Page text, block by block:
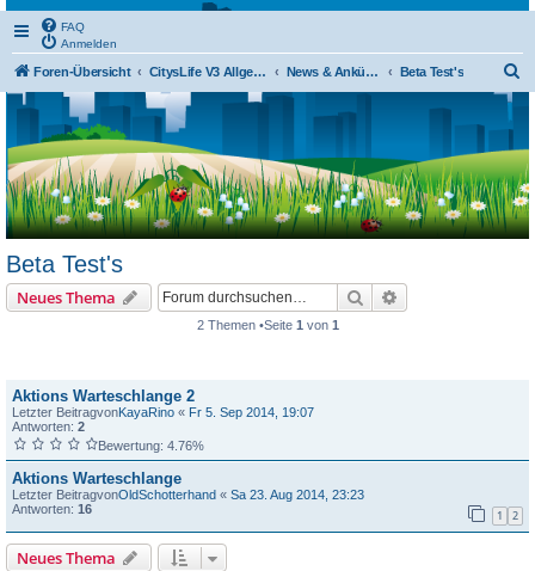
FAQ
Anmelden
Foren-Übersicht CitysLife V3 Allgemein News & Ankündigungen Beta Test's
h
e
Beta Test's
Neues Thema Suche
2 Themen •Seite 1 von 1
Aktions Warteschlange 2
Letzter BeitragvonKayaRino « Fr 5. Sep 2014, 19:07
Antworten: 2
Bewertung: 4.76%
Aktions Warteschlange
Letzter BeitragvonOldSchotterhand « Sa 23. Aug 2014, 23:23
Antworten: 16 1 2
Neues Thema